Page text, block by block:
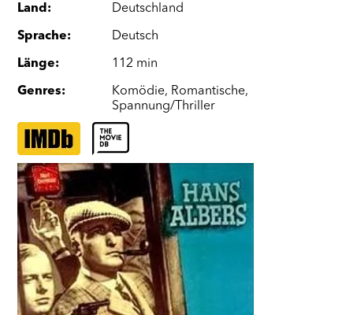
Land: Deutschland
Sprache: Deutsch
Länge: 112 min
Genres: Komödie, Romantische,
Spannung/Thriller